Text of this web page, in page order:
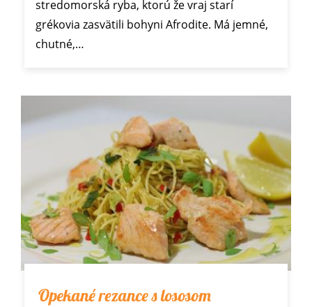
stredomorská ryba, ktorú že vraj starí
grékovia zasvätili bohyni Afrodite. Má jemné,
chutné,…
Opekané rezance s lososom